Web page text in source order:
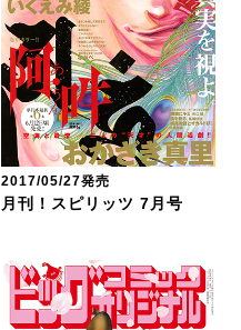
2017/05/27発売
月刊！スピリッツ 7月号